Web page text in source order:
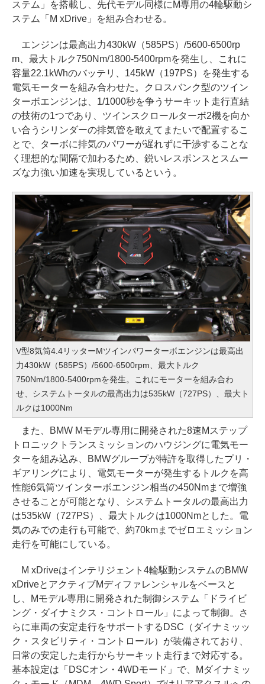
ステム」を搭載し、先代モデル同様にM専用の4輪駆動シ
ステム「M xDrive」を組み合わせる。
エンジンは最高出力430kW（585PS）/5600-6500rp
m、最大トルク750Nm/1800-5400rpmを発生し、これに
容量22.1kWhのバッテリ、145kW（197PS）を発生する
電気モーターを組み合わせた。クロスバンク型のツイン
ターボエンジンは、1/1000秒を争うサーキット走行直結
の技術の1つであり、ツインスクロールターボ2機を向か
い合うシリンダーの排気管を敢えてまたいで配置するこ
とで、ターボに排気のパワーが遅れずに干渉することな
く理想的な間隔で加わるため、鋭いレスポンスとスムー
ズな力強い加速を実現しているという。
V型8気筒4.4リッターMツインパワーターボエンジンは最高出
力430kW（585PS）/5600-6500rpm、最大トルク
750Nm/1800-5400rpmを発生。これにモーターを組み合わ
せ、システムトータルの最高出力は535kW（727PS）、最大ト
ルクは1000Nm
また、BMW Mモデル専用に開発された8速Mステップ
トロニックトランスミッションのハウジングに電気モー
ターを組み込み、BMWグループが特許を取得したプリ・
ギアリングにより、電気モーターが発生するトルクを高
性能6気筒ツインターボエンジン相当の450Nmまで増強
させることが可能となり、システムトータルの最高出力
は535kW（727PS）、最大トルクは1000Nmとした。電
気のみでの走行も可能で、約70kmまでゼロエミッション
走行を可能にしている。
M xDriveはインテリジェント4輪駆動システムのBMW
xDriveとアクティブMディファレンシャルをベースと
し、Mモデル専用に開発された制御システム「ドライビ
ング・ダイナミクス・コントロール」によって制御。さ
らに車両の安定走行をサポートするDSC（ダイナミッッ
ク・スタビリティ・コントロール）が装備されており、
日常の安定した走行からサーキット走行まで対応する。
基本設定は「DSCオン・4WDモード」で、Mダイナミッ